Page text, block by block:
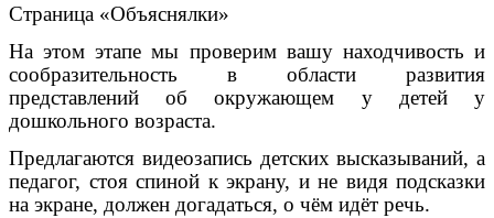
Страница «Объяснялки»
На этом этапе мы проверим вашу находчивость и
сообразительность в области развития
представлений об окружающем у детей у
дошкольного возраста.
Предлагаются видеозапись детских высказываний, а
педагог, стоя спиной к экрану, и не видя подсказки
на экране, должен догадаться, о чём идёт речь.